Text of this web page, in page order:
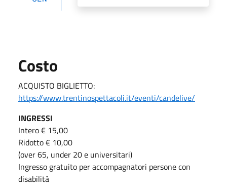
Costo
ACQUISTO BIGLIETTO:
https://www.trentinospettacoli.it/eventi/candelive/
INGRESSI
Intero € 15,00
Ridotto € 10,00
(over 65, under 20 e universitari)
Ingresso gratuito per accompagnatori persone con
disabilità